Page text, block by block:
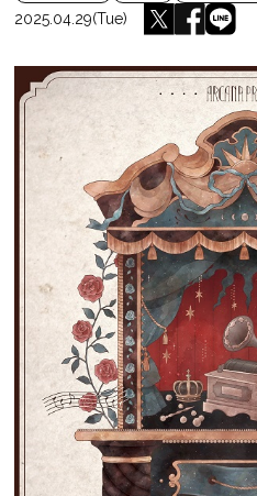
2025.04.29(Tue)